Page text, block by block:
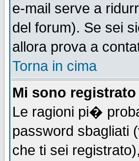
e-mail serve a
del forum). Se sei
allora prova a
Torna in cima
Mi sono
Le ragioni pi�
password sbagliati
che ti sei